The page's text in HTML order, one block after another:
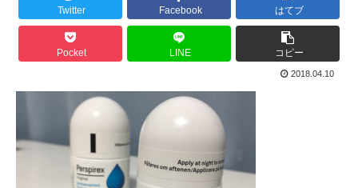
Twitter Facebook はてブ
Pocket LINE コピー
2018.04.10